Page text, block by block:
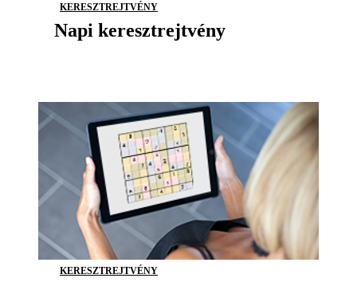
KERESZTREJTVÉNY
Napi keresztrejtvény
KERESZTREJTVÉNY